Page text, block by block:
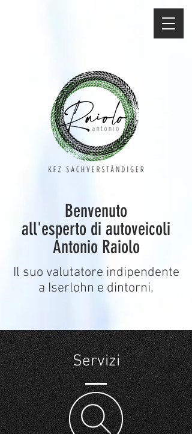
Benvenuto
all'esperto di autoveicoli
Antonio Raiolo
Il suo valutatore indipendente
a Iserlohn e dintorni.
Servizi